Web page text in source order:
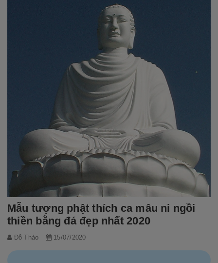
Mẫu tượng phật thích ca mâu ni ngồi
thiền bằng đá đẹp nhất 2020
Đỗ Thảo 15/07/2020